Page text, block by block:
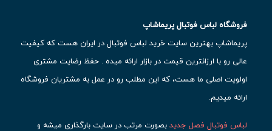
فروشگاه لباس فوتبال پریماشاپ
پریماشاپ بهترین سایت خرید لباس فوتبال در ایران هست که کیفیت
عالی رو با ارزانترین قیمت در بازار ارائه میده . حفظ رضایت مشتری
اولویت اصلی ما هست، که این مطلب رو در عمل به مشتریان فروشگاه
ارائه میدیم.
لباس فوتبال فصل جدیدبصورت مرتب در سایت بارگذاری میشه و